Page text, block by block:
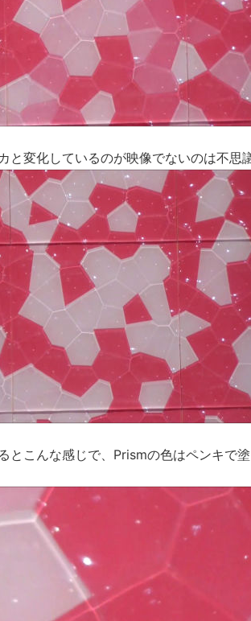
と変化しているのが映像でないのは不思
とこんな感じで、Prismの色はペンキで